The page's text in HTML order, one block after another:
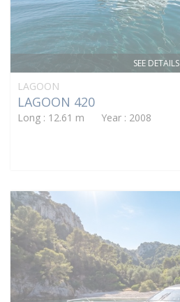
SEE DETAILS
LAGOON
LAGOON 420
Long : 12.61 m Year : 2008